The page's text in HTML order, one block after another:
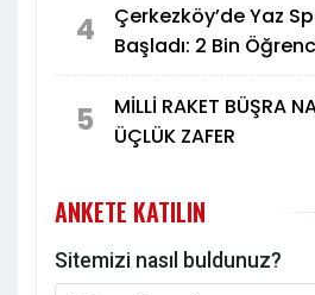
4
Çerkezköy’de Yaz
Başladı: 2 Bin
5
MİLLİ RAKET BÜŞRA
ÜÇLÜK ZAFER
ANKETE KATILIN
Sitemizi nasıl buldunuz?